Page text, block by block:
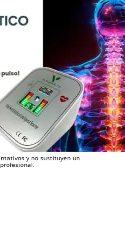
y no sustituyen un